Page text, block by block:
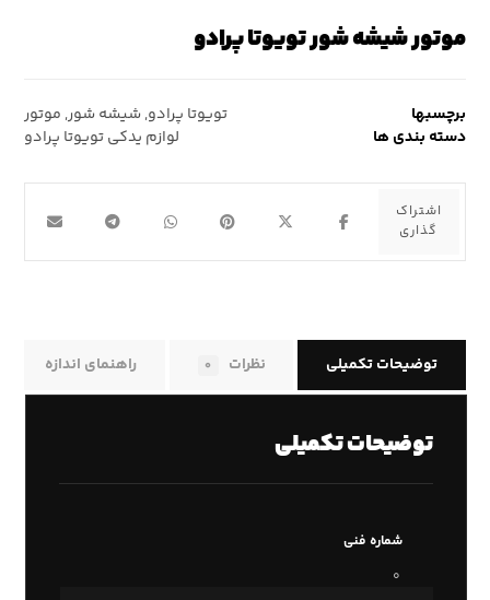
موتور شیشه شور تویوتا پرادو
برچسبها تویوتا پرادو,شیشه شور, موتور
دسته بندی ها
لوازم یدکی تویوتا پرادو
توضیحات تکمیلی نظرات ۰ راهنمای اندازه
توضیحات تکمیلی
شماره فنی
۰